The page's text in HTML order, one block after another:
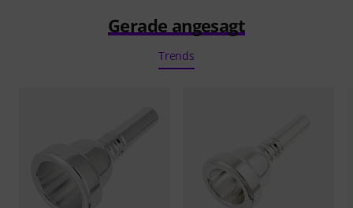
Gerade angesagt
Trends